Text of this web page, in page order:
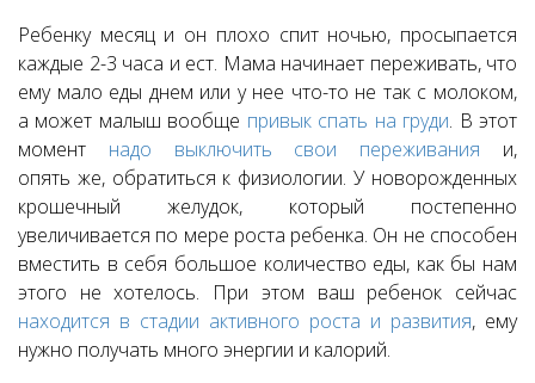
Ребенку месяц и он плохо спит ночью, просыпается
каждые 2-3 часа и ест. Мама начинает переживать, что
ему мало еды днем или у нее что-то не так с молоком,
а может малыш вообще привык спать на груди. В этот
момент надо выключить свои переживания и,
опять же, обратиться к физиологии. У новорожденных
крошечный желудок, который постепенно
увеличивается по мере роста ребенка. Он не способен
вместить в себя большое количество еды, как бы нам
этого не хотелось. При этом ваш ребенок сейчас
находится в стадии активного роста и развития, ему
нужно получать много энергии и калорий.